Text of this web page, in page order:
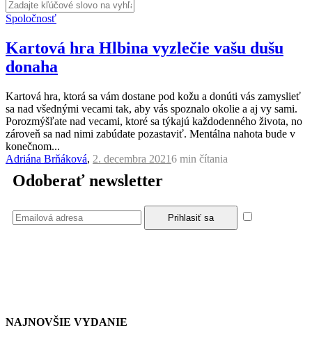
Spoločnosť
Kartová hra Hlbina vyzlečie vašu dušu
donaha
Kartová hra, ktorá sa vám dostane pod kožu a donúti vás zamyslieť
sa nad všednými vecami tak, aby vás spoznalo okolie a aj vy sami.
Porozmýšľate nad vecami, ktoré sa týkajú každodenného života, no
zároveň sa nad nimi zabúdate pozastaviť. Mentálna nahota bude v
konečnom...
Adriána Brňáková, 2. decembra 20216 min čítania
Odoberať newsletter
NAJNOVŠIE VYDANIE